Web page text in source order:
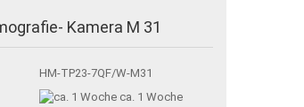
Kamera M 31
HM-TP23-7QF/W-M31
ca. 1 Woche